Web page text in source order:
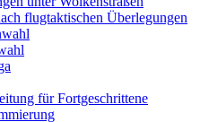
flugtaktischen Überlegungen
für Fortgeschrittene